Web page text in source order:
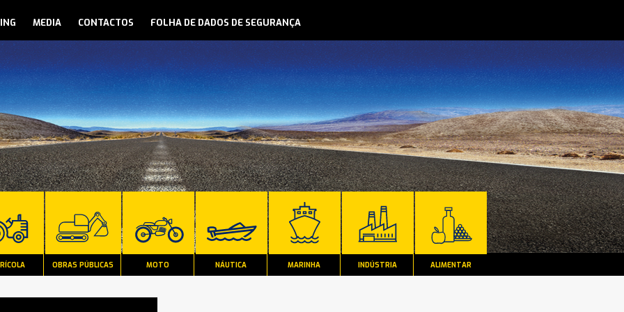
MEDIA CONTACTOS FOLHA DE DADOS DE SEGURANÇA
OBRAS PÚBLICAS MOTO NÁUTICA MARINHA INDÚSTRIA ALIMENTAR